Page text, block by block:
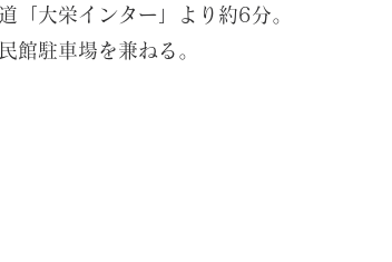
「大栄インター」より約6分。
館駐車場を兼ねる。